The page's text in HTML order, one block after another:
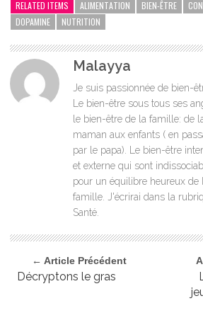
RELATED ITEMS ALIMENTATION BIEN-ÊTRE
DOPAMINE
NUTRITION
Malayya
Je suis passionnée de bien-
Le bien-être sous tous ses
le bien-être de la famille: de
maman aux enfants ( en
par le papa). Le bien-être
et externe qui sont
pour un équilibre heureux de
famille. J'écrirai dans la
Santé.
← Article Précédent
Décryptons le gras